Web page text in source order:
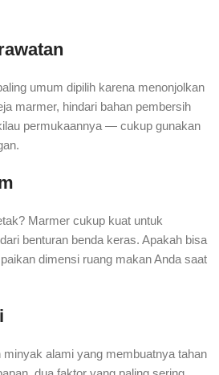
umum dipilih karena menonjolkan
marmer, hindari bahan pembersih
permukaannya — cukup gunakan
Marmer cukup kuat untuk
benturan benda keras. Apakah bisa
dimensi ruang makan Anda saat
minyak alami yang membuatnya tahan